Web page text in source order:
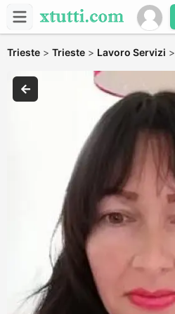
Trieste > Trieste > Lavoro Servizi >